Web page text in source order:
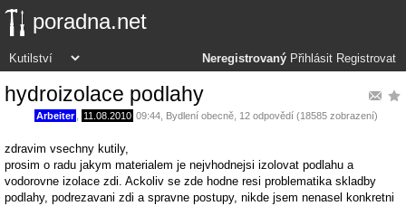
poradna.net
Neregistrovaný Přihlásit Registrovat
hydroizolace podlahy
Arbeiter 11.08.2010 09:44 Bydlení obecně , 12 odpovědí (18585 zobrazení)
zdravim vsechny kutily,
prosim o radu jakym materialem je nejvhodnejsi izolovat podlahu a
vodorovne izolace zdi. Ackoliv se zde hodne resi problematika skladby
podlahy, podrezavani zdi a spravne postupy, nikde jsem nenasel konkretni